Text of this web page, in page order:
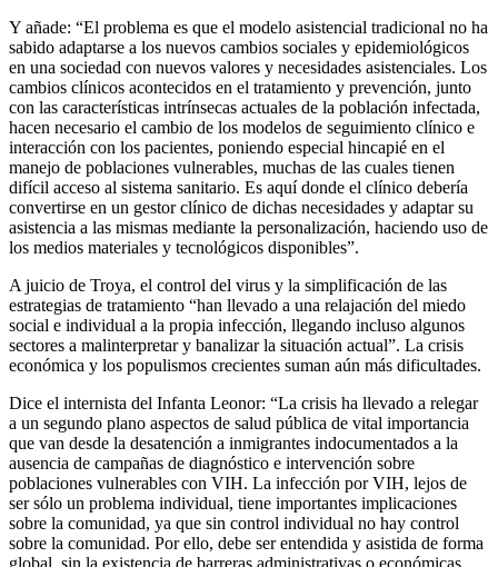
Y añade: “El problema es que el modelo asistencial tradicional no ha
sabido adaptarse a los nuevos cambios sociales y epidemiológicos
en una sociedad con nuevos valores y necesidades asistenciales. Los
cambios clínicos acontecidos en el tratamiento y prevención, junto
con las características intrínsecas actuales de la población infectada,
hacen necesario el cambio de los modelos de seguimiento clínico e
interacción con los pacientes, poniendo especial hincapié en el
manejo de poblaciones vulnerables, muchas de las cuales tienen
difícil acceso al sistema sanitario. Es aquí donde el clínico debería
convertirse en un gestor clínico de dichas necesidades y adaptar su
asistencia a las mismas mediante la personalización, haciendo uso de
los medios materiales y tecnológicos disponibles”.
A juicio de Troya, el control del virus y la simplificación de las
estrategias de tratamiento “han llevado a una relajación del miedo
social e individual a la propia infección, llegando incluso algunos
sectores a malinterpretar y banalizar la situación actual”. La crisis
económica y los populismos crecientes suman aún más dificultades.
Dice el internista del Infanta Leonor: “La crisis ha llevado a relegar
a un segundo plano aspectos de salud pública de vital importancia
que van desde la desatención a inmigrantes indocumentados a la
ausencia de campañas de diagnóstico e intervención sobre
poblaciones vulnerables con VIH. La infección por VIH, lejos de
ser sólo un problema individual, tiene importantes implicaciones
sobre la comunidad, ya que sin control individual no hay control
sobre la comunidad. Por ello, debe ser entendida y asistida de forma
global, sin la existencia de barreras administrativas o económicas.